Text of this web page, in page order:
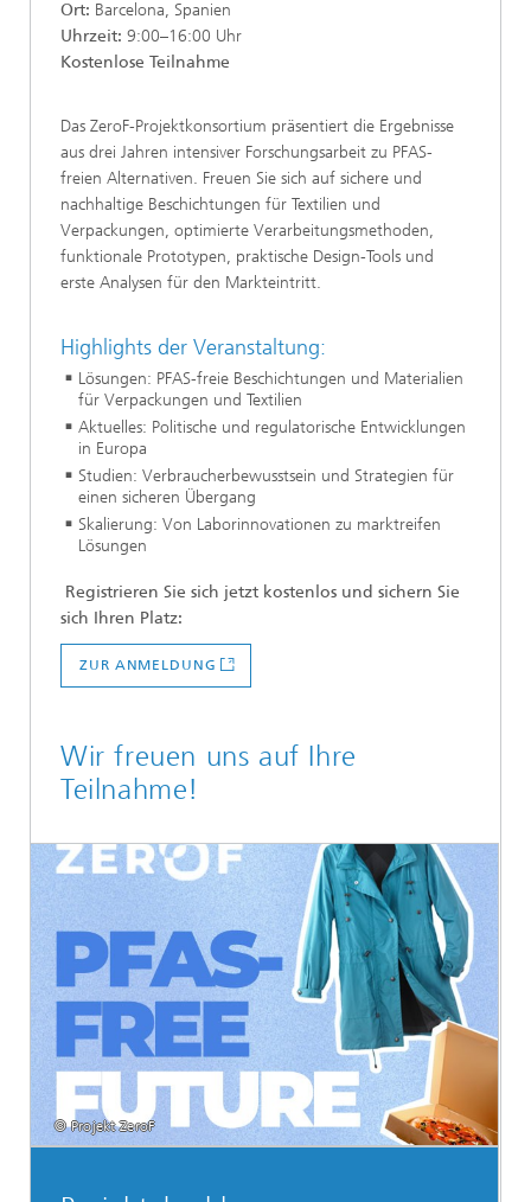
Ort: Barcelona, Spanien
Uhrzeit: 9:00–16:00 Uhr
Kostenlose Teilnahme
Das ZeroF-Projektkonsortium präsentiert die Ergebnisse
aus drei Jahren intensiver Forschungsarbeit zu PFAS-
freien Alternativen. Freuen Sie sich auf sichere und
nachhaltige Beschichtungen für Textilien und
Verpackungen, optimierte Verarbeitungsmethoden,
funktionale Prototypen, praktische Design-Tools und
erste Analysen für den Markteintritt.
Highlights der Veranstaltung:
Lösungen: PFAS-freie Beschichtungen und Materialien
für Verpackungen und Textilien
Aktuelles: Politische und regulatorische Entwicklungen
in Europa
Studien: Verbraucherbewusstsein und Strategien für
einen sicheren Übergang
Skalierung: Von Laborinnovationen zu marktreifen
Lösungen
Registrieren Sie sich jetzt kostenlos und sichern Sie
sich Ihren Platz:
ZUR ANMELDUNG
Wir freuen uns auf Ihre
Teilnahme!
© Projekt ZeroF